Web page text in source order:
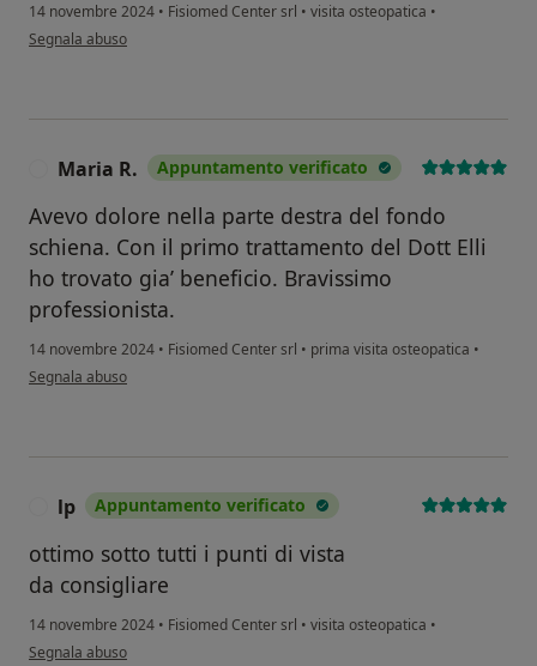
14 novembre 2024 • Fisiomed Center srl • visita osteopatica •
secondo l'opinione dell'utente M.S.Z.
Segnala abuso
Maria R. Appuntamento verificato
Avevo dolore nella parte destra del fondo
schiena. Con il primo trattamento del Dott Elli
ho trovato gia’ beneficio. Bravissimo
professionista.
14 novembre 2024 • Fisiomed Center srl • prima visita osteopatica •
secondo l'opinione dell'utente Maria R.
Segnala abuso
lp Appuntamento verificato
ottimo sotto tutti i punti di vista
da consigliare
14 novembre 2024 • Fisiomed Center srl • visita osteopatica •
secondo l'opinione dell'utente lp
Segnala abuso